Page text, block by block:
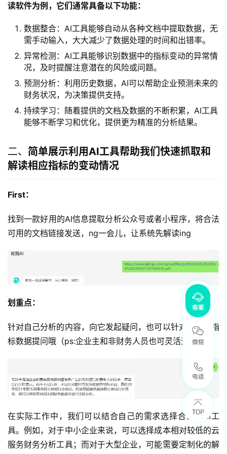
读软件为例，它们通常具备以下功能：
数据整合：AI工具能够自动从各种文档中提取数据，无
需手动输入，大大减少了数据处理的时间和出错率。
异常检测：AI工具能够识别数据中的指标变动的异常情
况，及时提醒注意潜在的风险或问题。
预测分析：利用历史数据，AI可以帮助企业预测未来的
财务状况，为决策提供支持。
持续学习：随着提供的文档及数据的不断积累，AI工具
能够不断学习和优化，提供更为精准的分析结果。
二、 简单展示利用AI工具帮助我们快速抓取和
解读相应指标的变动情况
First：
找到一款好用的AI信息提取分析公众号或者小程序，将合法
可用的文档链接发送，ng一会儿，让系统先解读ing
划重点：
针对自己分析的内容，向它发起疑问，也可以针对具体的指
标数据提问哦（ps:企业主和非财务人员也可灵活运用哦）
在实际工作中，我们可以结合自己的需求选择合适的AI工
具。例如，对于中小企业来说，可以选择成本相对较低的云
服务财务分析工具；而对于大型企业，可能需要定制化的解